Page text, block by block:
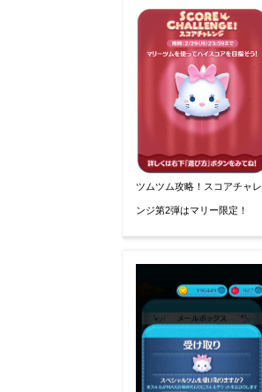
ツムツム攻略！スコアチャレ
ンジ第2弾はマリー限定！